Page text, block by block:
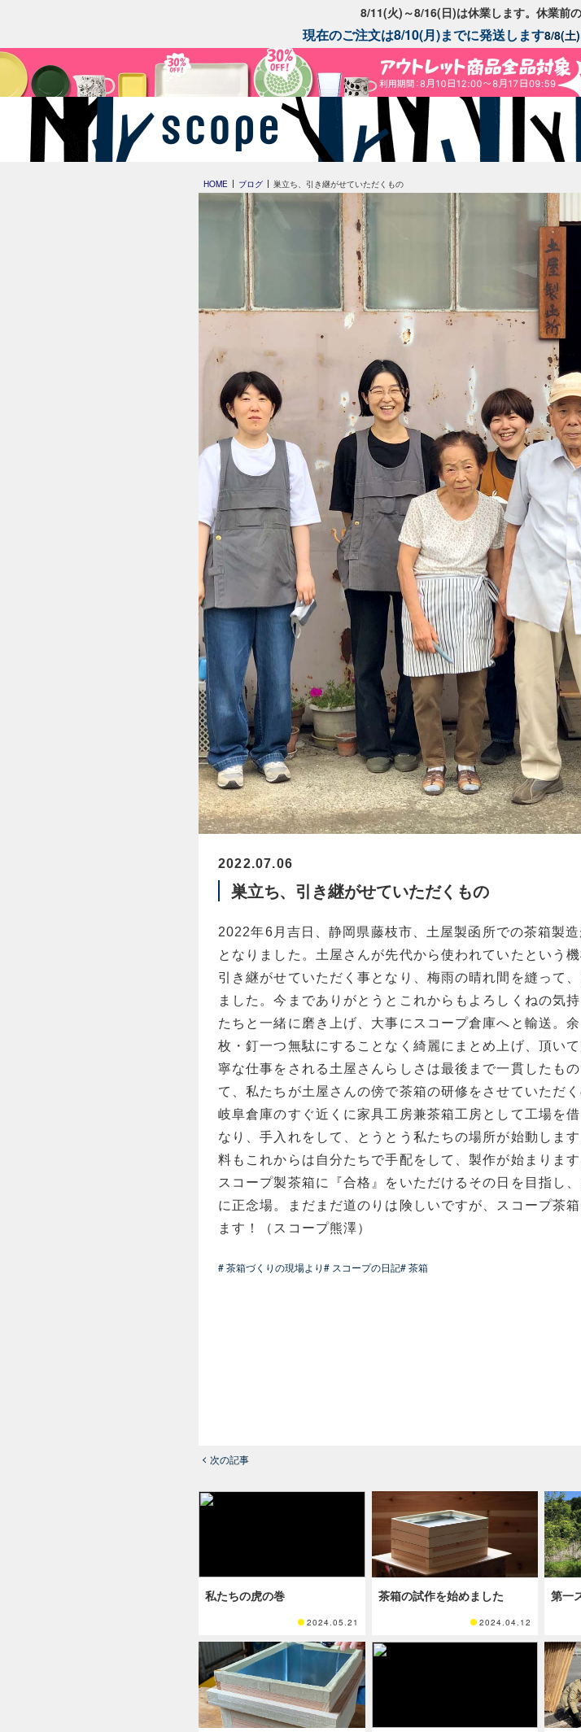
8/11(火)～8/16(日)は休業します。休業前
現在のご注文は8/10(月)までに発送します8/8(土
HOME ブログ 巣立ち、引き継がせていただくもの
2022.07.06
巣立ち、引き継がせていただくもの
2022年6月吉日、静岡県藤枝市、土屋製函所での茶箱製
となりました。土屋さんが先代から使われていたという
引き継がせていただく事となり、梅雨の晴れ間を縫って
ました。今までありがとうとこれからもよろしくねの気
たちと一緒に磨き上げ、大事にスコープ倉庫へと輸送。
枚・釘一つ無駄にすることなく綺麗にまとめ上げ、頂い
寧な仕事をされる土屋さんらしさは最後まで一貫したも
て、私たちが土屋さんの傍で茶箱の研修をさせていただく
岐阜倉庫のすぐ近くに家具工房兼茶箱工房として工場を
なり、手入れをして、とうとう私たちの場所が始動しま
料もこれからは自分たちで手配をして、製作が始まりま
スコープ製茶箱に『合格』をいただけるその日を目指し
に正念場。まだまだ道のりは険しいですが、スコープ茶
ます！（スコープ熊澤）
# 茶箱づくりの現場より# スコープの日記# 茶箱
次の記事
私たちの虎の巻
2024.05.21
茶箱の試作を始めました
2024.04.12
第一